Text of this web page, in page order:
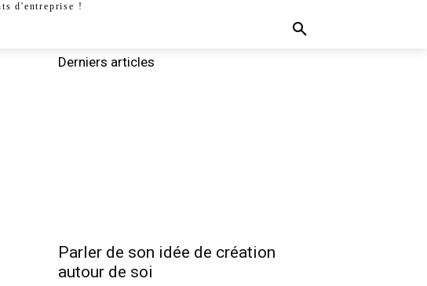
d'entreprise !
Derniers articles
Parler de son idée de création
autour de soi